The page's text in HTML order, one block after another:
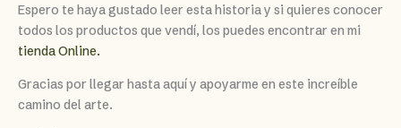
Espero te haya gustado leer esta historia y si quieres conocer
todos los productos que vendí, los puedes encontrar en mi
tienda Online.
Gracias por llegar hasta aquí y apoyarme en este increíble
camino del arte.